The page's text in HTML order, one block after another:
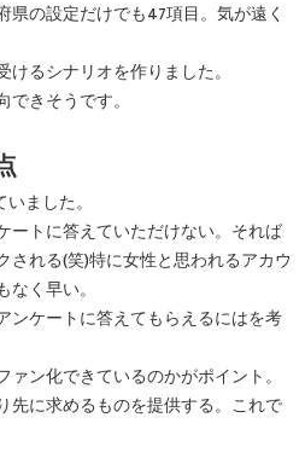
県の設定だけでも47項目。気が遠く
るシナリオを作りました。
きそうです。
ました。
ートに答えていただけない。それば
される(笑)特に女性と思われるアカウ
く早い。
ンケートに答えてもらえるにはを考
ン化できているのかがポイント。
先に求めるものを提供する。これで